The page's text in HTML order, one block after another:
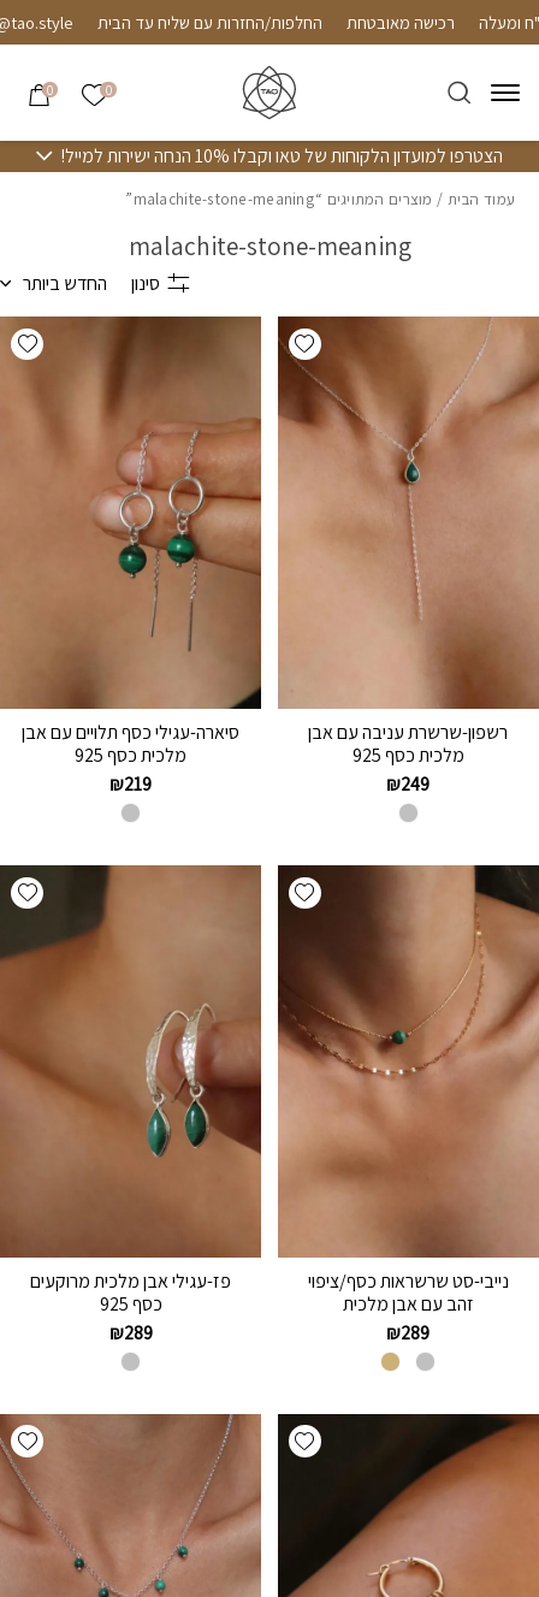
Skip to Content רכישה מאובטחת החלפות/החזרות עם שליח עד הבית
0 הרשימה
0
הצטרפו למועדון הלקוחות של טאו וקבלו 10% הנחה ישירות למייל!
עמוד הבית / מוצרים המתויגים “malachite-stone-meaning”
malachite-stone-meaning
סינון החדש ביותר
Add wishlist
רשפון-שרשרת עניבה עם אבן
מלכית כסף 925
₪249
סיארה-עגילי כסף תלויים עם אבן
מלכית כסף 925
₪219
Add wishlist
נייבי-סט שרשראות כסף/ציפוי
זהב עם אבן מלכית
₪289
פז-עגילי אבן מלכית מרוקעים
כסף 925
₪289
Add wishlist
בחזרה למעלה